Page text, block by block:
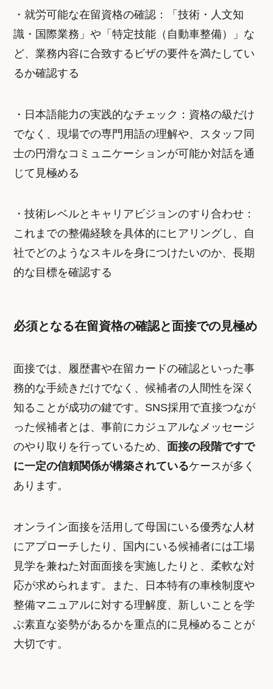
・就労可能な在留資格の確認：「技術・人文知
識・国際業務」や「特定技能（自動車整備）」な
ど、業務内容に合致するビザの要件を満たしてい
るか確認する
・日本語能力の実践的なチェック：資格の級だけ
でなく、現場での専門用語の理解や、スタッフ同
士の円滑なコミュニケーションが可能か対話を通
じて見極める
・技術レベルとキャリアビジョンのすり合わせ：
これまでの整備経験を具体的にヒアリングし、自
社でどのようなスキルを身につけたいのか、長期
的な目標を確認する
必須となる在留資格の確認と面接での見極め
面接では、履歴書や在留カードの確認といった事
務的な手続きだけでなく、候補者の人間性を深く
知ることが成功の鍵です。SNS採用で直接つなが
った候補者とは、事前にカジュアルなメッセージ
のやり取りを行っているため、面接の段階ですで
に一定の信頼関係が構築されているケースが多く
あります。
オンライン面接を活用して母国にいる優秀な人材
にアプローチしたり、国内にいる候補者には工場
見学を兼ねた対面面接を実施したりと、柔軟な対
応が求められます。また、日本特有の車検制度や
整備マニュアルに対する理解度、新しいことを学
ぶ素直な姿勢があるかを重点的に見極めることが
大切です。